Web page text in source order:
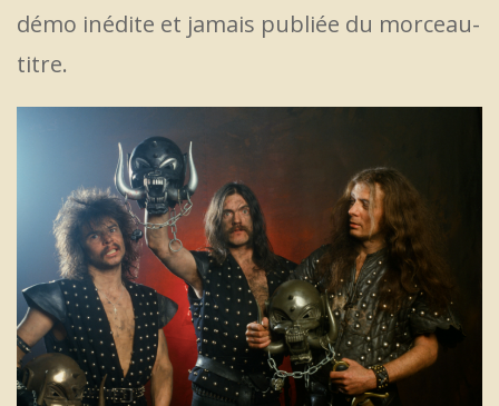
démo inédite et jamais publiée du morceau-
titre.